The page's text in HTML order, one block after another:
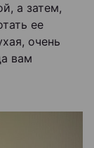
а затем,
ее
очень
вам